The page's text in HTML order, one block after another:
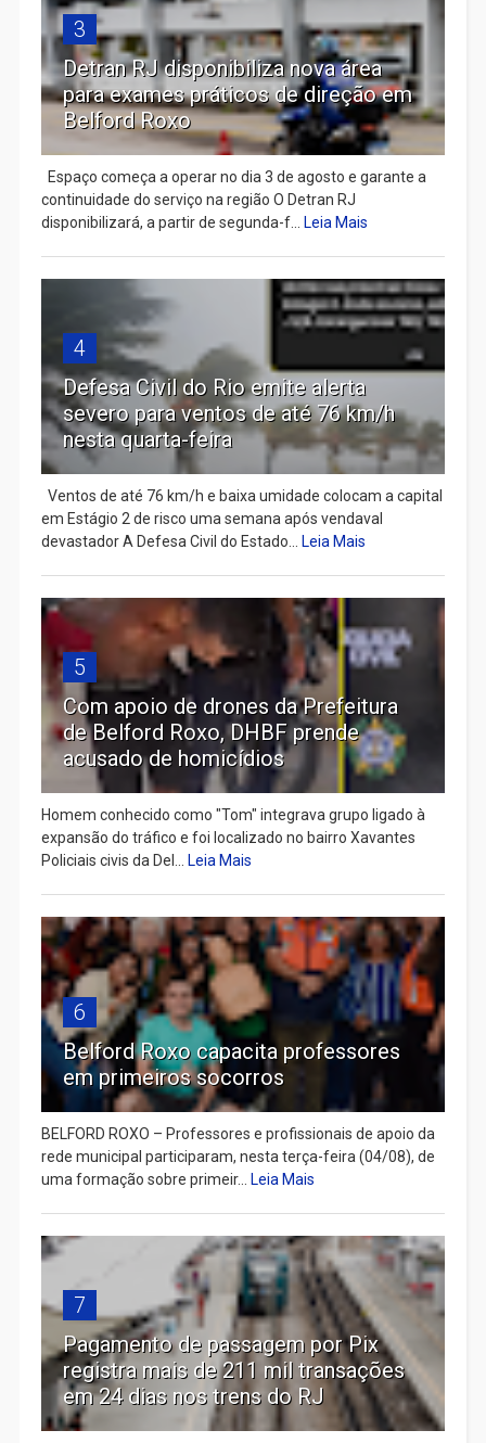
3
Detran RJ disponibiliza nova área
para exames práticos de direção em
Belford Roxo
Espaço começa a operar no dia 3 de agosto e garante a
continuidade do serviço na região O Detran RJ
disponibilizará, a partir de segunda-f...
Leia Mais
4
Defesa Civil do Rio emite alerta
severo para ventos de até 76 km/h
nesta quarta-feira
Ventos de até 76 km/h e baixa umidade colocam a capital
em Estágio 2 de risco uma semana após vendaval
devastador A Defesa Civil do Estado...
Leia Mais
5
Com apoio de drones da Prefeitura
de Belford Roxo, DHBF prende
acusado de homicídios
Homem conhecido como "Tom" integrava grupo ligado à
expansão do tráfico e foi localizado no bairro Xavantes
Policiais civis da Del...
Leia Mais
6
Belford Roxo capacita professores
em primeiros socorros
BELFORD ROXO – Professores e profissionais de apoio da
rede municipal participaram, nesta terça-feira (04/08), de
uma formação sobre primeir...
Leia Mais
7
Pagamento de passagem por Pix
registra mais de 211 mil transações
em 24 dias nos trens do RJ